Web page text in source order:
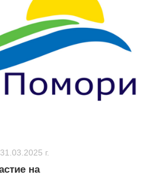
г.
на